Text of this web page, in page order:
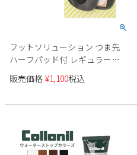
フットソリューション つま先
ハーフパッド付 レギュラー
(22.0-23.5cm) ラージ(24.0-
25.0cm) COLUMBUS コロンブス
販売価格 ¥1,100税込